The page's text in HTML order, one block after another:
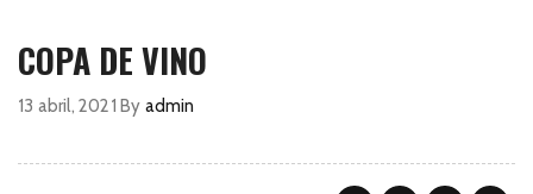
COPA DE VINO
13 abril, 2021 By admin